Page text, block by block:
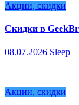
Акции, скидки
Скидки в
08.07.2026 Sleep
Акции, скидки